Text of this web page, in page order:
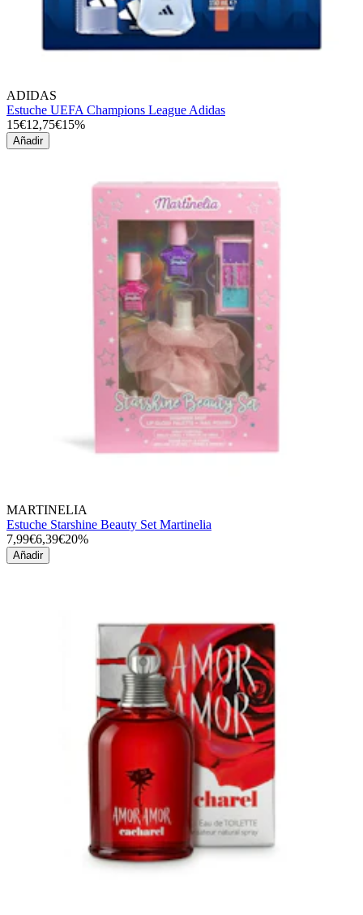
ADIDAS
Estuche UEFA Champions League Adidas
15€12,75€15%
Añadir
MARTINELIA
Estuche Starshine Beauty Set Martinelia
7,99€6,39€20%
Añadir